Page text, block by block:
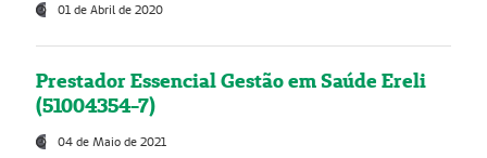
01 de Abril de 2020
Prestador Essencial Gestão em Saúde Ereli
(51004354-7)
04 de Maio de 2021